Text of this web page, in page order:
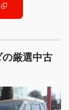
厳選中古